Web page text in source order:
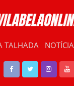
TALHADA NOTÍCIA